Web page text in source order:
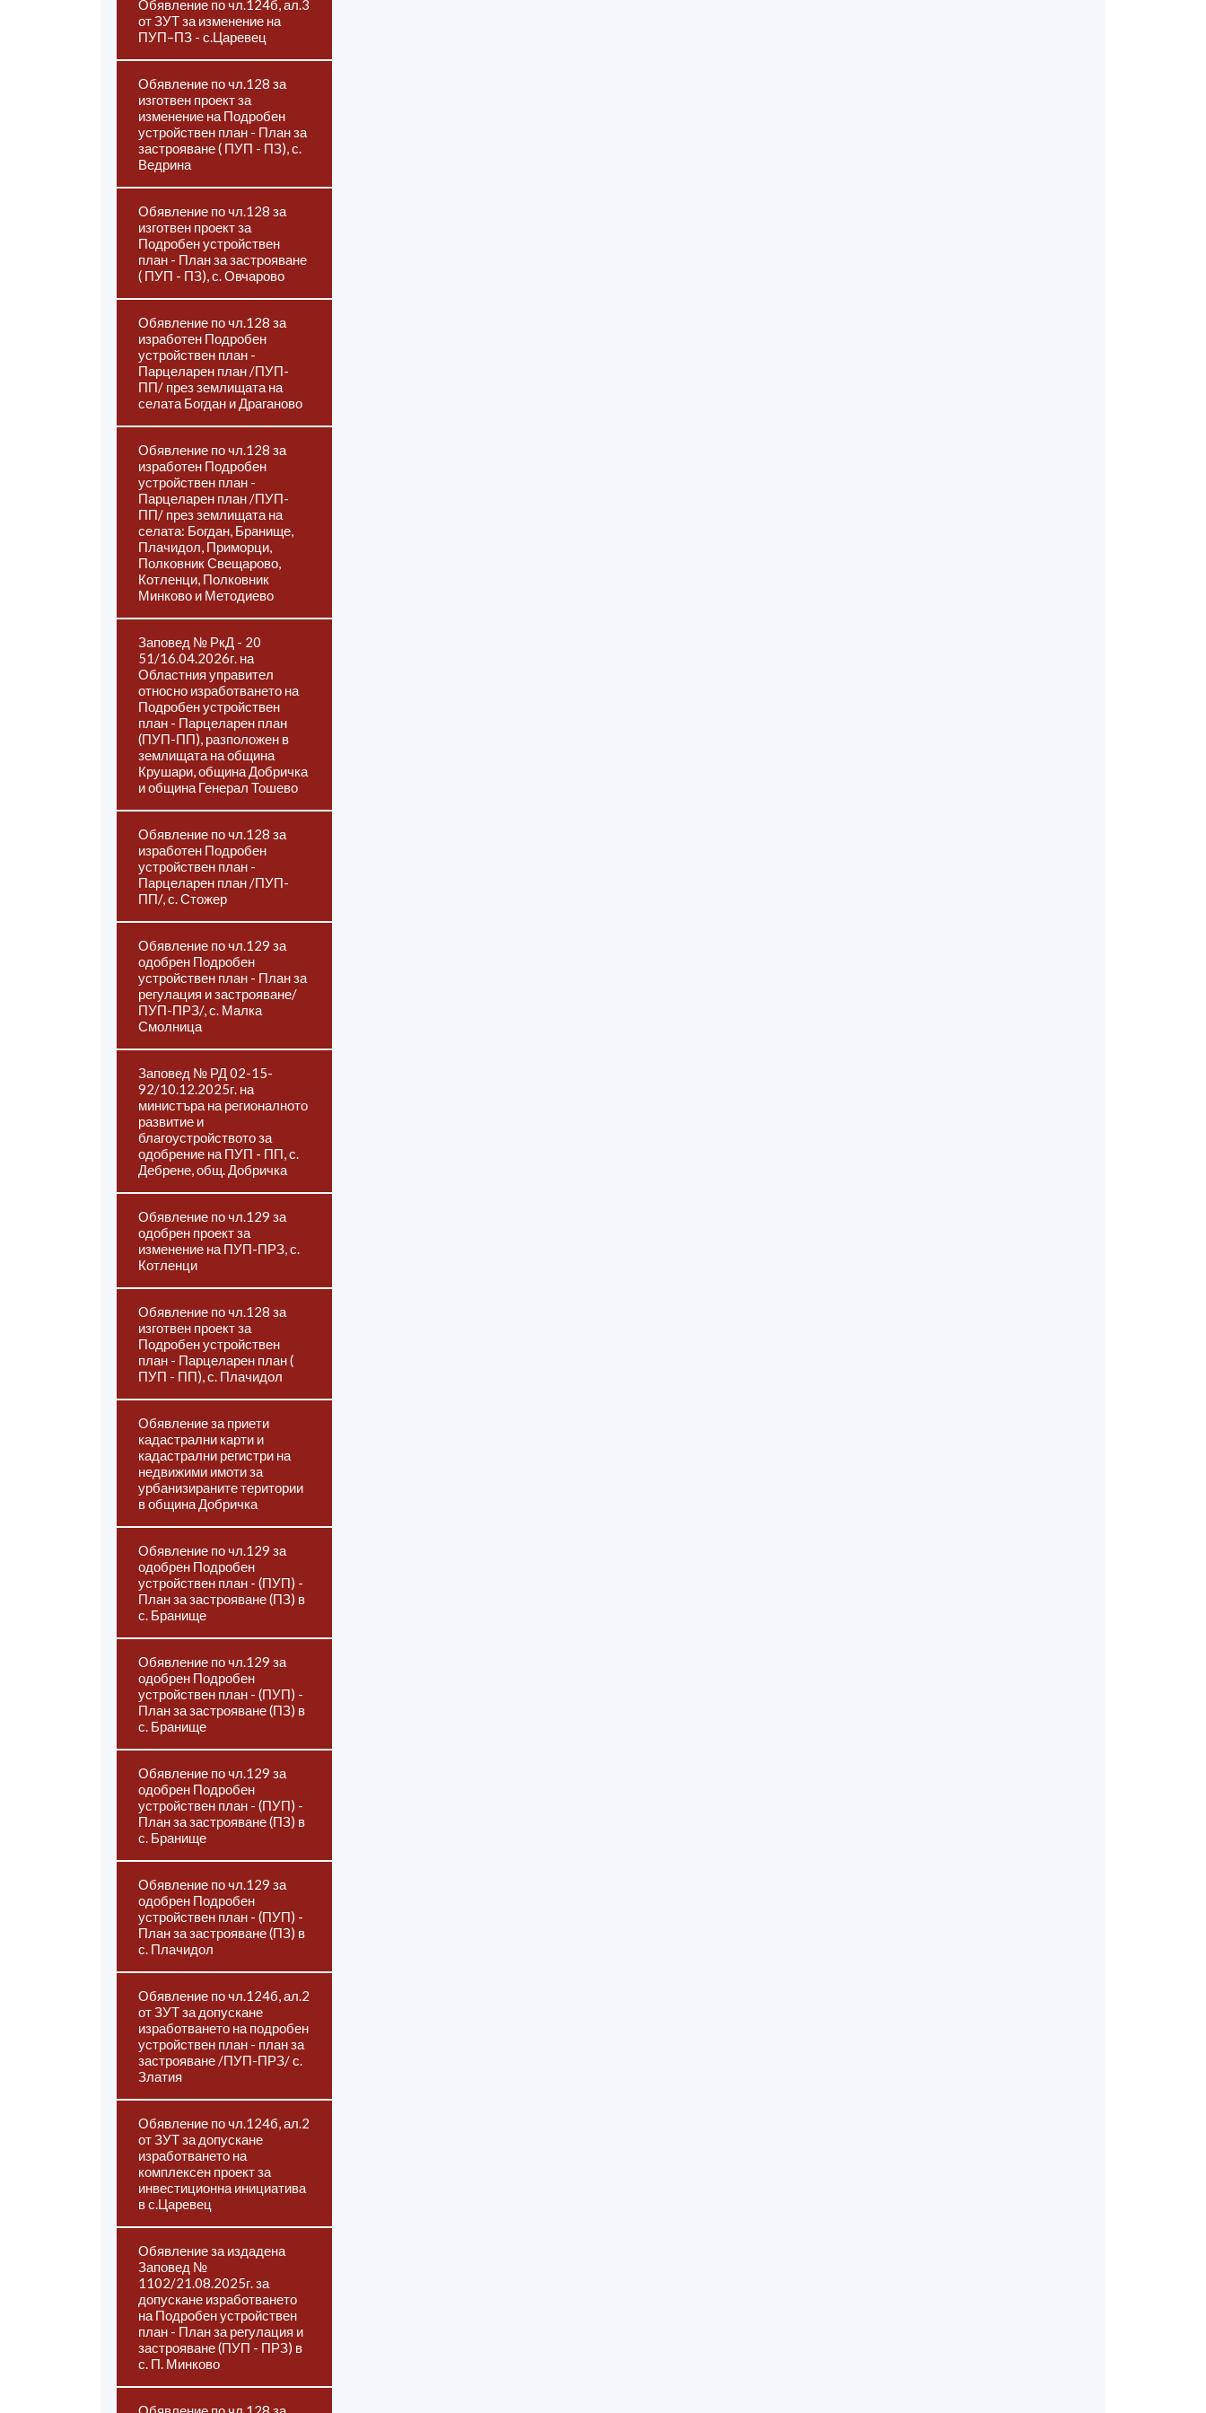
Обявление по чл.124б, ал.3
от ЗУТ за изменение на
ПУП–ПЗ - с.Царевец
Обявление по чл.128 за
изготвен проект за
изменение на Подробен
устройствен план - План за
застрояване ( ПУП - ПЗ), с.
Ведрина
Обявление по чл.128 за
изготвен проект за
Подробен устройствен
план - План за застрояване
( ПУП - ПЗ), с. Овчарово
Обявление по чл.128 за
изработен Подробен
устройствен план -
Парцеларен план /ПУП-
ПП/ през землищата на
селата Богдан и Драганово
Обявление по чл.128 за
изработен Подробен
устройствен план -
Парцеларен план /ПУП-
ПП/ през землищата на
селата: Богдан, Бранище,
Плачидол, Приморци,
Полковник Свещарово,
Котленци, Полковник
Минково и Методиево
Заповед № РкД - 20
51/16.04.2026г. на
Областния управител
относно изработването на
Подробен устройствен
план - Парцеларен план
(ПУП-ПП), разположен в
землищата на община
Крушари, община Добричка
и община Генерал Тошево
Обявление по чл.128 за
изработен Подробен
устройствен план -
Парцеларен план /ПУП-
ПП/, с. Стожер
Обявление по чл.129 за
одобрен Подробен
устройствен план - План за
регулация и застрояване/
ПУП-ПРЗ/, с. Малка
Смолница
Заповед № РД 02-15-
92/10.12.2025г. на
министъра на регионалното
развитие и
благоустройството за
одобрение на ПУП - ПП, с.
Дебрене, общ. Добричка
Обявление по чл.129 за
одобрен проект за
изменение на ПУП-ПРЗ, с.
Котленци
Обявление по чл.128 за
изготвен проект за
Подробен устройствен
план - Парцеларен план (
ПУП - ПП), с. Плачидол
Обявление за приети
кадастрални карти и
кадастрални регистри на
недвижими имоти за
урбанизираните територии
в община Добричка
Обявление по чл.129 за
одобрен Подробен
устройствен план - (ПУП) -
План за застрояване (ПЗ) в
с. Бранище
Обявление по чл.129 за
одобрен Подробен
устройствен план - (ПУП) -
План за застрояване (ПЗ) в
с. Бранище
Обявление по чл.129 за
одобрен Подробен
устройствен план - (ПУП) -
План за застрояване (ПЗ) в
с. Бранище
Обявление по чл.129 за
одобрен Подробен
устройствен план - (ПУП) -
План за застрояване (ПЗ) в
с. Плачидол
Обявление по чл.124б, ал.2
от ЗУТ за допускане
изработването на подробен
устройствен план - план за
застрояване /ПУП-ПРЗ/ с.
Златия
Обявление по чл.124б, ал.2
от ЗУТ за допускане
изработването на
комплексен проект за
инвестиционна инициатива
в с.Царевец
Обявление за издадена
Заповед №
1102/21.08.2025г. за
допускане изработването
на Подробен устройствен
план - План за регулация и
застрояване (ПУП - ПРЗ) в
с. П. Минково